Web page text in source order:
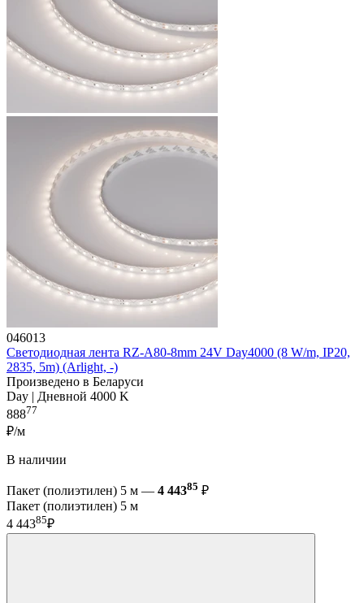
046013
Светодиодная лента RZ-A80-8mm 24V Day4000 (8 W/m, IP20,
2835, 5m) (Arlight, -)
Произведено в Беларуси
Day | Дневной 4000 K
88877
₽/м
В наличии
Пакет (полиэтилен) 5 м — 4 44385 ₽
Пакет (полиэтилен) 5 м
4 44385₽